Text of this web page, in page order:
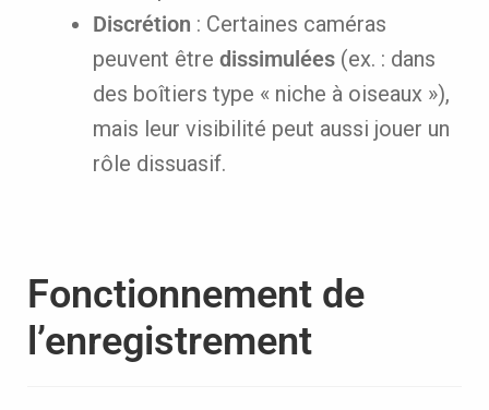
Discrétion : Certaines caméras
peuvent êtredissimulées (ex. : dans
des boîtiers type « niche à oiseaux »),
mais leur visibilité peut aussi jouer un
rôle dissuasif.
Fonctionnement de
l’enregistrement